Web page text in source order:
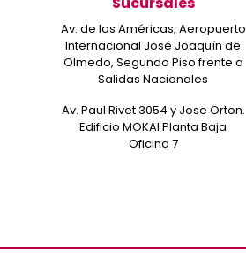
Av. de las Américas, Aeropuerto
Internacional José Joaquín de
Olmedo, Segundo Piso frente a
Salidas Nacionales
Av. Paul Rivet 3054 y Jose Orton.
Edificio MOKAI Planta Baja
Oficina 7